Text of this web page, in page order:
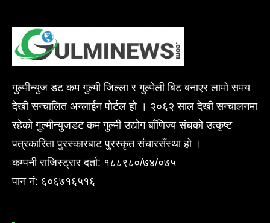
गुल्मीन्युज डट कम गुल्मी जिल्ला र गुल्मेली बिट बनाएर लामो समय
देखी सन्चालित अन्लाईन पोर्टल हो । २०६२ साल देखी सन्चालनमा
रहेको गुल्मीन्युजडट कम गुल्मी उद्योग बाँणिज्य संघको उत्कृष्ट
पत्रकारिता पुरस्कारबाट पुरस्कृत संचारसँस्था हो ।
कम्पनी राजिस्ट्रार दर्ता: १८८९८०/७४/०७५
पान नं: ६०६७१६५१६